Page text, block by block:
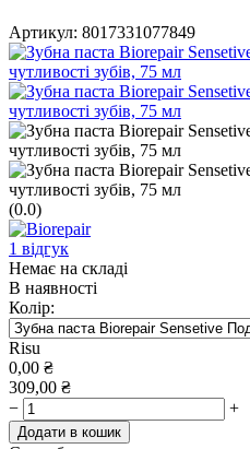
Артикул: 8017331077849
(0.0)
1 відгук
Немає на складі
В наявності
Колір:
Risu
0,00 ₴
309,00 ₴
−
+
Додати в кошик